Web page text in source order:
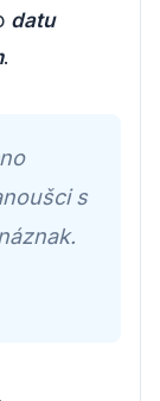
datu
.
s